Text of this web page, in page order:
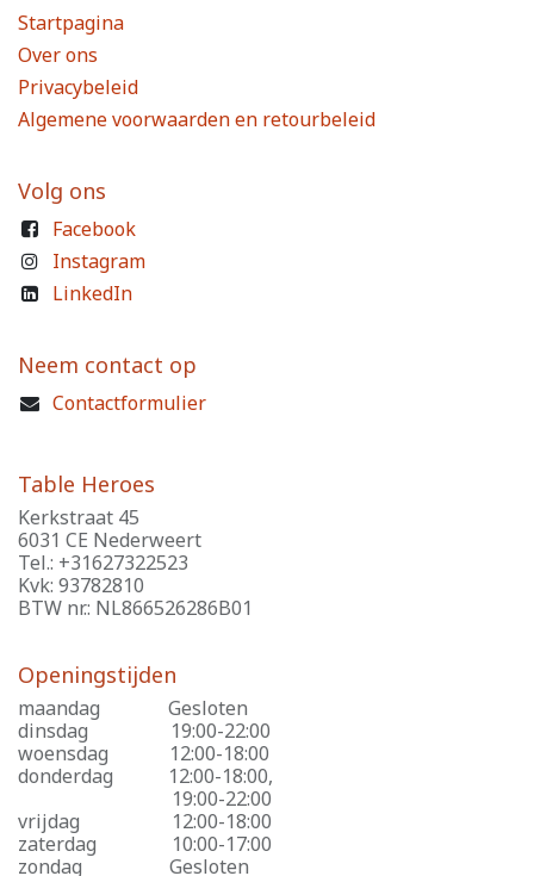
Startpagina
Over ons
Privacybeleid
Algemene voorwaarden en retourbeleid
Volg ons
Facebook
Instagram
LinkedIn
Neem contact op
Contactformulier
Table Heroes
Kerkstraat 45
6031 CE Nederweert
Tel.: +31627322523
Kvk: 93782810
BTW nr.: NL866526286B01
Openingstijden
maandag
​Gesloten
dinsdag
​19:00-22:00
woensdag
​12:00-18:00
donderdag
​12:00-18:00,
​19:00-22:00
vrijdag
​12:00-18:00
zaterdag
​10:00-17:00
zondag
​Gesloten